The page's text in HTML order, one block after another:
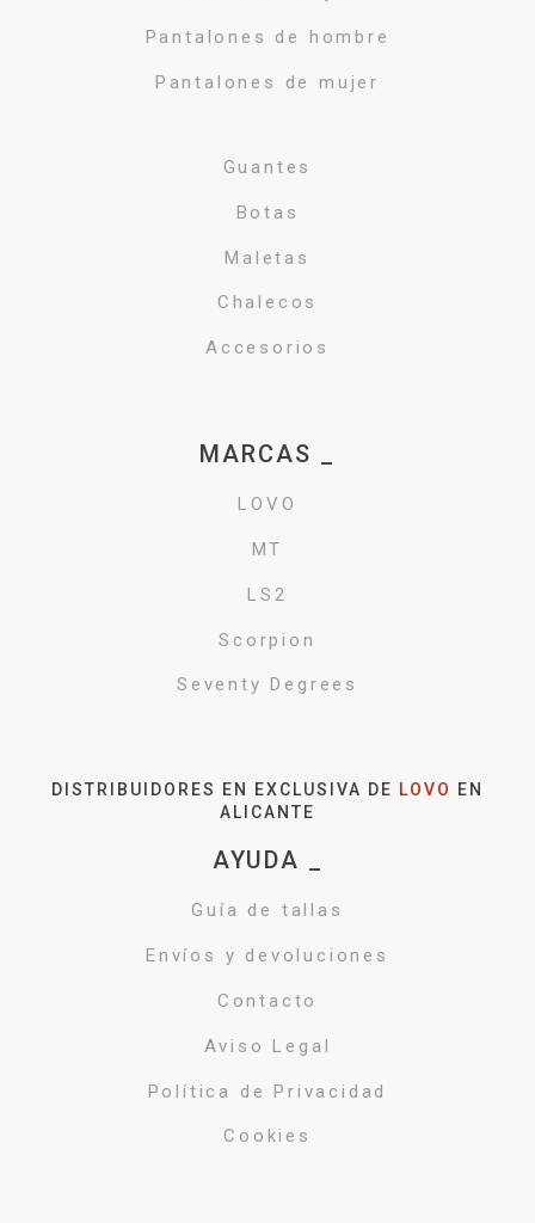
Pantalones de hombre
Pantalones de mujer
Guantes
Botas
Maletas
Chalecos
Accesorios
MARCAS _
LOVO
MT
LS2
Scorpion
Seventy Degrees
DISTRIBUIDORES EN EXCLUSIVA DE LOVO
EN
ALICANTE
AYUDA _
Guía de tallas
Envíos y devoluciones
Contacto
Aviso Legal
Política de Privacidad
Cookies